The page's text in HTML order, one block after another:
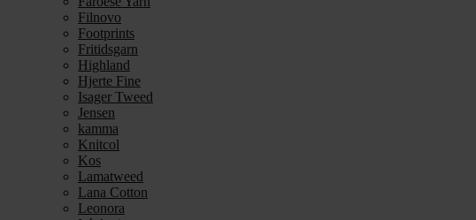
Filnovo
Footprints
Fritidsgarn
Highland
Hjerte Fine
Isager Tweed
Jensen
kamma
Knitcol
Kos
Lamatweed
Lana Cotton
Leonora